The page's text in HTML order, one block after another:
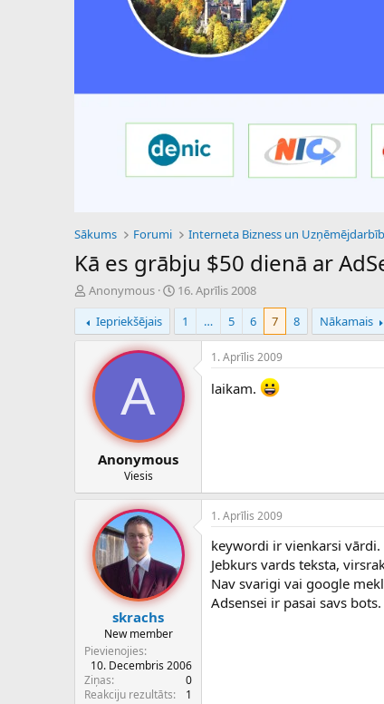
Sākums Forumi Interneta Bizness un
Kā es grābju $50 dienā ar
P
a
v
e
e
n
a
s
Anonymous
S
ā
u
a
d
a
t
s
16. Aprīlis 2008
Iepriekšējais
1 … 5 6 7 8 Nākamais
A
Anonymous
Viesis
1. Aprīlis 2009
laikam.
skrachs
New member
Pievienojies
10. Decembris 2006
Ziņas
0
Reakciju rezultāts
1
1. Aprīlis 2009
keywordi ir vienkarsi vārdi.
Jebkurs vards teksta,
Nav svarigi vai google
Adsensei ir pasai savs bots.